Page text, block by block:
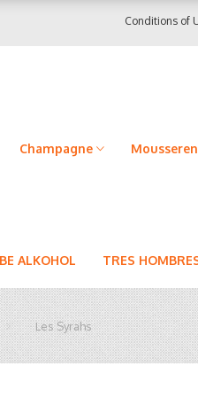
Conditions of
Champagne
ALKOHOL TRES
Les Syrahs